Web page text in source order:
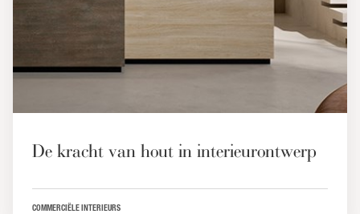
De kracht van hout in interieurontwerp
COMMERCIËLE INTERIEURS